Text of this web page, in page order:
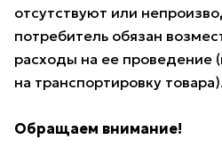
отсутствуют или
потребитель обязан
расходы на ее проведение
на транспортировку
Обращаем внимание!